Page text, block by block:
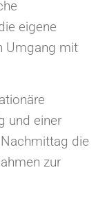
eigene
Umgang mit
und einer
die
zur